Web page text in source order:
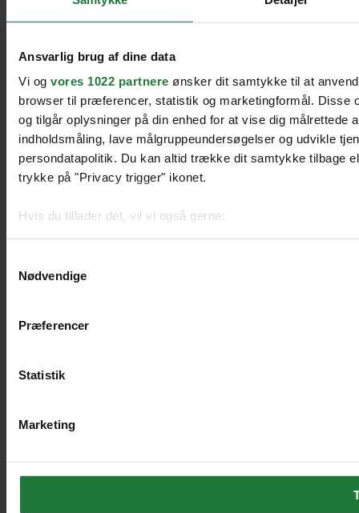
Ansvarlig brug af dine data
Vi og vores 1022 partnere ønsker dit samtykke til at
browser til præferencer, statistik og marketingformål. Disse
og tilgår oplysninger på din enhed for at vise dig målrettede
indholdsmåling, lave målgruppeundersøgelser og udvikle
persondatapolitik. Du kan altid trække dit samtykke tilbage
trykke på "Privacy trigger" ikonet.
Hvis du tillader det, vil vi også gerne:
Indsamle præcise oplysninger om din placering, der
Dine valg anvendes på hele websitet.
Nødvendige
Præferencer
Statistik
Marketing